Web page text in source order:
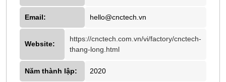
Email: hello@cnctech.vn
Website:
https://cnctech.com.vn/vi/factory/cnctech-
thang-long.html
Năm thành lập: 2020